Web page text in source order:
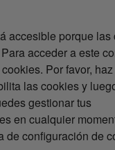
accesible porque las
acceder a este
Por favor,
las cookies y
gestionar tus
en cualquier
de configuración de